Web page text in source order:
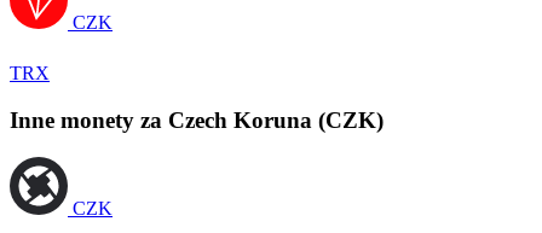
CZK
TRX
Inne monety za Czech Koruna (CZK)
CZK